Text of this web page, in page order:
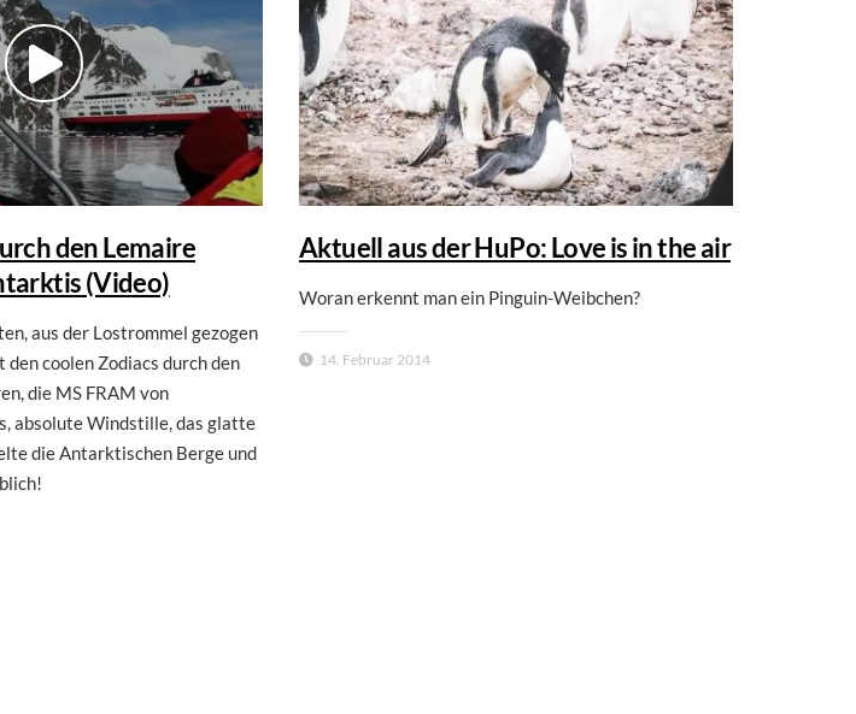
den Lemaire
(Video)
aus der Lostrommel gezogen
coolen Zodiacs durch den
die MS FRAM von
absolute Windstille, das glatte
die Antarktischen Berge und
Aktuell aus der HuPo: Love is in the air
Woran erkennt man ein Pinguin-Weibchen?
14. Februar 2014